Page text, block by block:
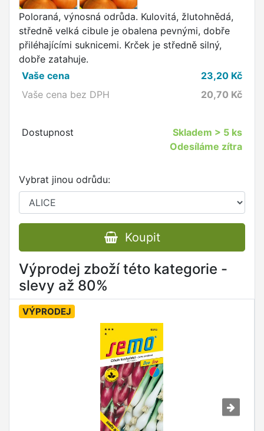
Poloraná, výnosná odrůda. Kulovitá, žlutohnědá,
středně velká cibule je obalena pevnými, dobře
přiléhajícími suknicemi. Krček je středně silný,
dobře zatahuje.
Vaše cena
23,20 Kč
Vaše cena bez DPH
20,70 Kč
Dostupnost Skladem > 5 ks
Odesíláme zítra
Vybrat jinou odrůdu:
Koupit
Výprodej zboží této kategorie -
slevy až 80%
VÝPRODEJ